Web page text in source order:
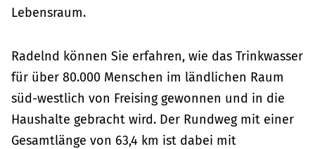
Lebensraum.
Radelnd können Sie erfahren, wie das Trinkwasser
für über 80.000 Menschen im ländlichen Raum
süd-westlich von Freising gewonnen und in die
Haushalte gebracht wird. Der Rundweg mit einer
Gesamtlänge von 63,4 km ist dabei mit